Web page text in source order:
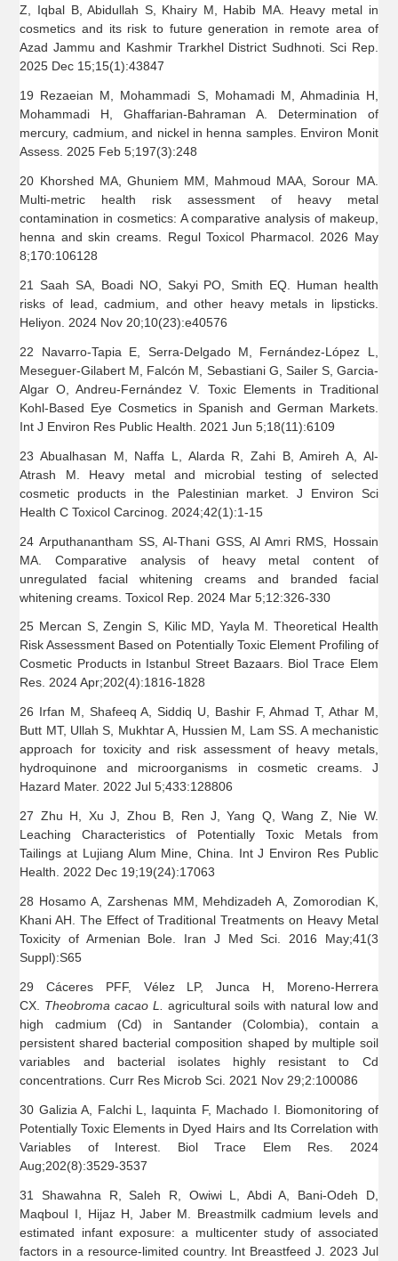
Z, Iqbal B, Abidullah S, Khairy M, Habib MA. Heavy metal in
cosmetics and its risk to future generation in remote area of
Azad Jammu and Kashmir Trarkhel District Sudhnoti. Sci Rep.
2025 Dec 15;15(1):43847
19 Rezaeian M, Mohammadi S, Mohamadi M, Ahmadinia H,
Mohammadi H, Ghaffarian-Bahraman A. Determination of
mercury, cadmium, and nickel in henna samples. Environ Monit
Assess. 2025 Feb 5;197(3):248
20 Khorshed MA, Ghuniem MM, Mahmoud MAA, Sorour MA.
Multi-metric health risk assessment of heavy metal
contamination in cosmetics: A comparative analysis of makeup,
henna and skin creams. Regul Toxicol Pharmacol. 2026 May
8;170:106128
21 Saah SA, Boadi NO, Sakyi PO, Smith EQ. Human health
risks of lead, cadmium, and other heavy metals in lipsticks.
Heliyon. 2024 Nov 20;10(23):e40576
22 Navarro-Tapia E, Serra-Delgado M, Fernández-López L,
Meseguer-Gilabert M, Falcón M, Sebastiani G, Sailer S, Garcia-
Algar O, Andreu-Fernández V. Toxic Elements in Traditional
Kohl-Based Eye Cosmetics in Spanish and German Markets.
Int J Environ Res Public Health. 2021 Jun 5;18(11):6109
23 Abualhasan M, Naffa L, Alarda R, Zahi B, Amireh A, Al-
Atrash M. Heavy metal and microbial testing of selected
cosmetic products in the Palestinian market. J Environ Sci
Health C Toxicol Carcinog. 2024;42(1):1-15
24 Arputhanantham SS, Al-Thani GSS, Al Amri RMS, Hossain
MA. Comparative analysis of heavy metal content of
unregulated facial whitening creams and branded facial
whitening creams. Toxicol Rep. 2024 Mar 5;12:326-330
25 Mercan S, Zengin S, Kilic MD, Yayla M. Theoretical Health
Risk Assessment Based on Potentially Toxic Element Profiling of
Cosmetic Products in Istanbul Street Bazaars. Biol Trace Elem
Res. 2024 Apr;202(4):1816-1828
26 Irfan M, Shafeeq A, Siddiq U, Bashir F, Ahmad T, Athar M,
Butt MT, Ullah S, Mukhtar A, Hussien M, Lam SS. A mechanistic
approach for toxicity and risk assessment of heavy metals,
hydroquinone and microorganisms in cosmetic creams. J
Hazard Mater. 2022 Jul 5;433:128806
27 Zhu H, Xu J, Zhou B, Ren J, Yang Q, Wang Z, Nie W.
Leaching Characteristics of Potentially Toxic Metals from
Tailings at Lujiang Alum Mine, China. Int J Environ Res Public
Health. 2022 Dec 19;19(24):17063
28 Hosamo A, Zarshenas MM, Mehdizadeh A, Zomorodian K,
Khani AH. The Effect of Traditional Treatments on Heavy Metal
Toxicity of Armenian Bole. Iran J Med Sci. 2016 May;41(3
Suppl):S65
29 Cáceres PFF, Vélez LP, Junca H, Moreno-Herrera
CX. Theobroma cacao L.
agricultural soils with natural low and
high cadmium (Cd) in Santander (Colombia), contain a
persistent shared bacterial composition shaped by multiple soil
variables and bacterial isolates highly resistant to Cd
concentrations. Curr Res Microb Sci. 2021 Nov 29;2:100086
30 Galizia A, Falchi L, Iaquinta F, Machado I. Biomonitoring of
Potentially Toxic Elements in Dyed Hairs and Its Correlation with
Variables of Interest. Biol Trace Elem Res. 2024
Aug;202(8):3529-3537
31 Shawahna R, Saleh R, Owiwi L, Abdi A, Bani-Odeh D,
Maqboul I, Hijaz H, Jaber M. Breastmilk cadmium levels and
estimated infant exposure: a multicenter study of associated
factors in a resource-limited country. Int Breastfeed J. 2023 Jul